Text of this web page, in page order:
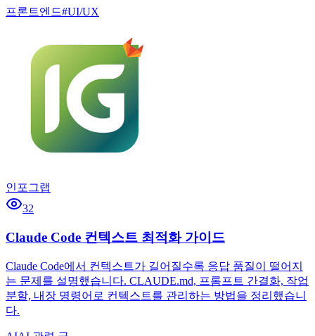
프론트엔드#UI/UX
인포그랩
32
Claude Code 컨텍스트 최적화 가이드
Claude Code에서 컨텍스트가 길어질수록 응답 품질이 떨어지
는 문제를 설명했습니다. CLAUDE.md, 프롬프트 간결화, 작업
분할, 내장 명령어로 컨텍스트를 관리하는 방법을 정리했습니
다.